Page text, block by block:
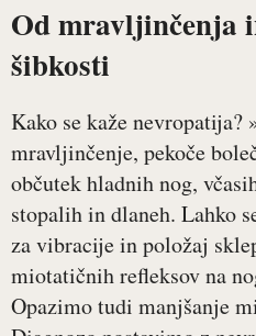
Od mravljinčenja
šibkosti
Kako se kaže
mravljinčenje, pekoče
občutek hladnih nog,
stopalih in dlaneh. Lahko
za vibracije in položaj
miotatičnih refleksov na
Opazimo tudi manjšanje